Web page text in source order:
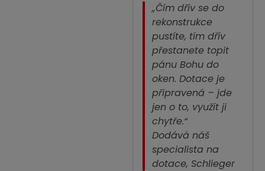
„Čím dřív se do
rekonstrukce
pustíte, tím dřív
přestanete topit
pánu Bohu do
oken. Dotace je
připravená – jde
jen o to, využít ji
chytře.“
Dodává náš
specialista na
dotace, Schlieger